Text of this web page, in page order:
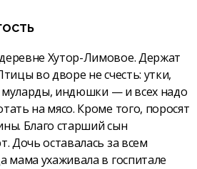
Хутор-Лимовое. Держат
во дворе не счесть: утки,
муларды, индюшки — и всех надо
на мясо. Кроме того, поросят
Благо старший сын
Дочь оставалась за всем
мама ухаживала в госпитале